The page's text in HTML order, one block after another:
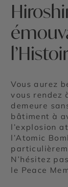
Vous aurez
vous rendez
demeure
bâtiment à
l’explosion
l’Atomic
N’hésitez
le Peace